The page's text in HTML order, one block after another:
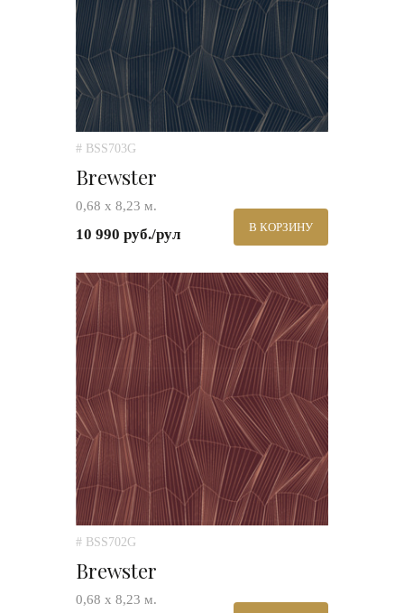
# BSS703G
Brewster
0,68 х 8,23 м.
10 990 руб./рул В КОРЗИНУ
# BSS702G
Brewster
0,68 х 8,23 м.